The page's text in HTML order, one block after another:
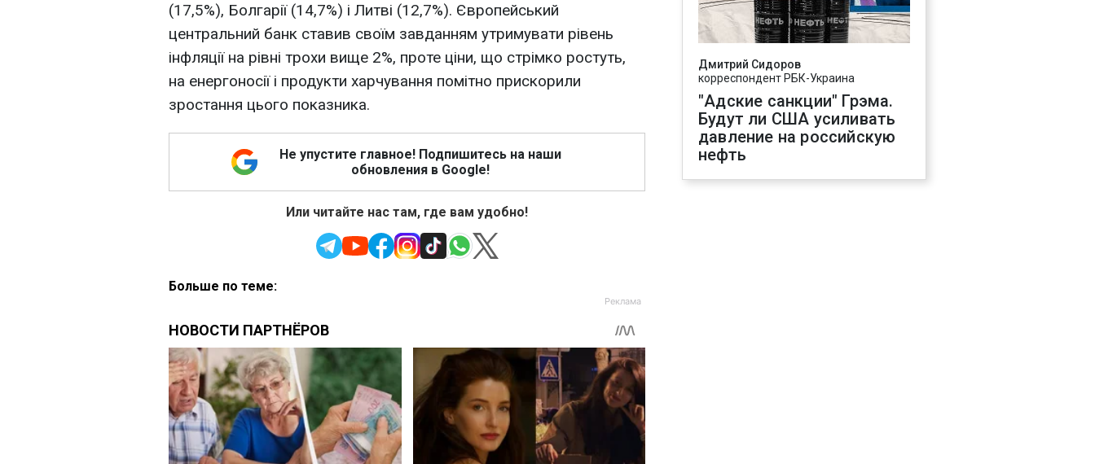
(17,5%), Болгарії (14,7%) і Литві (12,7%). Європейський
центральний банк ставив своїм завданням утримувати рівень
інфляції на рівні трохи вище 2%, проте ціни, що стрімко ростуть,
на енергоносії і продукти харчування помітно прискорили
зростання цього показника.
Не упустите главное! Подпишитесь на наши
обновления в Google!
Или читайте нас там, где вам удобно!
Больше по теме:
Дмитрий Сидоров
корреспондент РБК-Украина
"Адские санкции" Грэма.
Будут ли США усиливать
давление на российскую
нефть